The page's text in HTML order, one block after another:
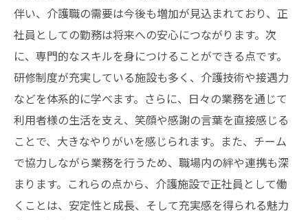
高齢化社会で輝くあなたへ：介護施設で正社員
として働く意義と将来展望
伴い、介護職の需要は今後も増加が見込まれており、正
社員としての勤務は将来への安心につながります。次
に、専門的なスキルを身につけることができる点です。
研修制度が充実している施設も多く、介護技術や接遇力
などを体系的に学べます。さらに、日々の業務を通じて
利用者様の生活を支え、笑顔や感謝の言葉を直接感じる
ことで、大きなやりがいを感じられます。また、チーム
で協力しながら業務を行うため、職場内の絆や連携も深
まります。これらの点から、介護施設で正社員として働
くことは、安定性と成長、そして充実感を得られる魅力